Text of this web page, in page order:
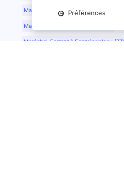
Maréchal-Ferrant à Dijon (21)
Maréchal-Ferrant à Evreux (27)
Maréchal-Ferrant à Fontainebleau (77)
Préférences